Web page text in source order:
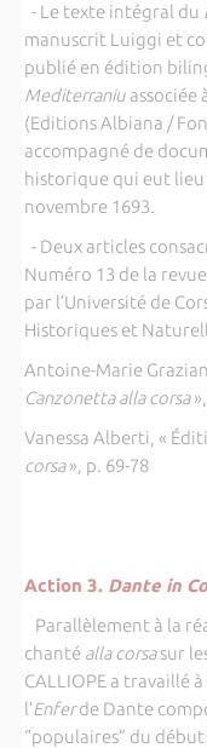
- Le texte intégral du
manuscrit Luiggi et
publié en édition
Mediterraniu associée
(Editions Albiana /
accompagné de
historique qui eut lieu
novembre 1693
- Deux articles
Numéro 13 de la revue
par l’Université de
Historiques et
Antoine-Marie
Canzonetta alla corsa
Vanessa Alberti, «
corsa», p. 69-78
Action 3. Dante in
Parallèlement à la
chanté alla corsasur
CALLIOPE a travaillé
l’Enferde Dante
“populaires” du début